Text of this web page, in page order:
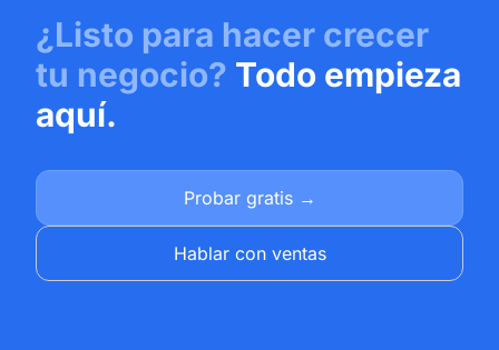
¿Listo para hacer crecer
tu negocio? Todo empieza
aquí.
Probar gratis →
Hablar con ventas